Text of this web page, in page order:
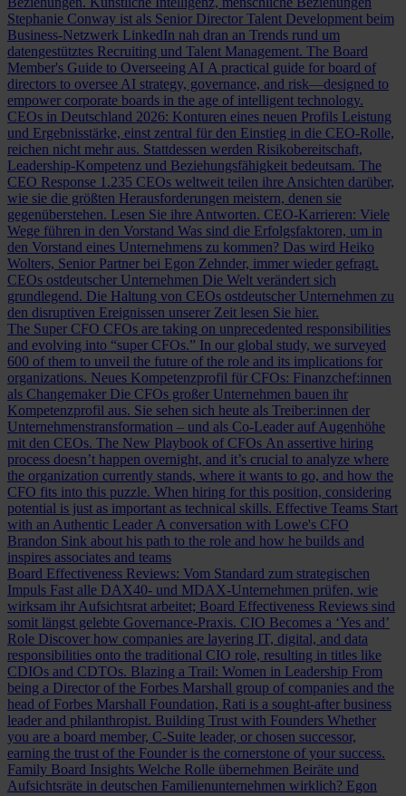
Stephanie Conway ist als Senior Director Talent Development beim
Business-Netzwerk LinkedIn nah dran an Trends rund um
datengestütztes Recruiting und Talent Management. The Board
Member's Guide to Overseeing AI A practical guide for board of
directors to oversee AI strategy, governance, and risk—designed to
empower corporate boards in the age of intelligent technology.
CEOs in Deutschland 2026: Konturen eines neuen Profils Leistung
und Ergebnisstärke, einst zentral für den Einstieg in die CEO-Rolle,
reichen nicht mehr aus. Stattdessen werden Risikobereitschaft,
Leadership-Kompetenz und Beziehungsfähigkeit bedeutsam. The
CEO Response 1.235 CEOs weltweit teilen ihre Ansichten darüber,
wie sie die größten Herausforderungen meistern, denen sie
gegenüberstehen. Lesen Sie ihre Antworten. CEO-Karrieren: Viele
Wege führen in den Vorstand Was sind die Erfolgsfaktoren, um in
den Vorstand eines Unternehmens zu kommen? Das wird Heiko
Wolters, Senior Partner bei Egon Zehnder, immer wieder gefragt.
CEOs ostdeutscher Unternehmen Die Welt verändert sich
grundlegend. Die Haltung von CEOs ostdeutscher Unternehmen zu
den disruptiven Ereignissen unserer Zeit lesen Sie hier.
The Super CFO CFOs are taking on unprecedented responsibilities
and evolving into “super CFOs.” In our global study, we surveyed
600 of them to unveil the future of the role and its implications for
organizations. Neues Kompetenzprofil für CFOs: Finanzchef:innen
als Changemaker Die CFOs großer Unternehmen bauen ihr
Kompetenzprofil aus. Sie sehen sich heute als Treiber:innen der
Unternehmenstransformation – und als Co-Leader auf Augenhöhe
mit den CEOs. The New Playbook of CFOs An assertive hiring
process doesn’t happen overnight, and it’s crucial to analyze where
the organization currently stands, where it wants to go, and how the
CFO fits into this puzzle. When hiring for this position, considering
potential is just as important as technical skills. Effective Teams Start
with an Authentic Leader A conversation with Lowe's CFO
Brandon Sink about his path to the role and how he builds and
inspires associates and teams
Board Effectiveness Reviews: Vom Standard zum strategischen
Impuls Fast alle DAX40- und MDAX-Unternehmen prüfen, wie
wirksam ihr Aufsichtsrat arbeitet; Board Effectiveness Reviews sind
somit längst gelebte Governance-Praxis. CIO Becomes a ‘Yes and’
Role Discover how companies are layering IT, digital, and data
responsibilities onto the traditional CIO role, resulting in titles like
CDIOs and CDTOs. Blazing a Trail: Women in Leadership From
being a Director of the Forbes Marshall group of companies and the
head of Forbes Marshall Foundation, Rati is a sought-after business
leader and philanthropist. Building Trust with Founders Whether
you are a board member, C-Suite leader, or chosen successor,
earning the trust of the Founder is the cornerstone of your success.
Family Board Insights Welche Rolle übernehmen Beiräte und
Aufsichtsräte in deutschen Familienunternehmen wirklich? Egon